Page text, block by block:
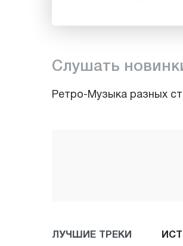
Слушать
Ретро-Музыка разных
ЛУЧШИЕ ТРЕКИ